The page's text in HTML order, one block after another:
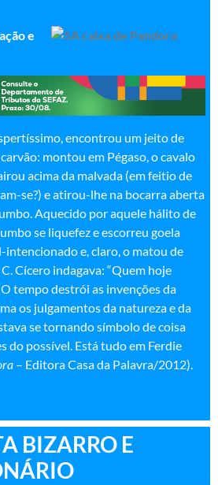
e
encontrou um jeito de
montou em Pégaso, o cavalo
acima da malvada (em feitio de
se?) e atirou-lhe na bocarra aberta
Aquecido por aquele hálito de
se liquefez e escorreu goela
e, claro, o matou de
Cícero indagava: “Quem hoje
tempo destrói as invenções da
os julgamentos da natureza e da
se tornando símbolo de coisa
do possível. Está tudo em Ferdie
– Editora Casa da Palavra/2012).
BIZARRO E